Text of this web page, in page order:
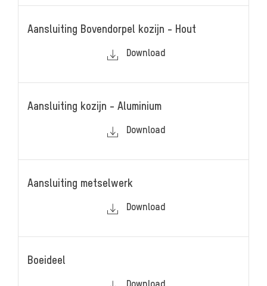
Aansluiting Bovendorpel kozijn - Hout
Download
Aansluiting kozijn - Aluminium
Download
Aansluiting metselwerk
Download
Boeideel